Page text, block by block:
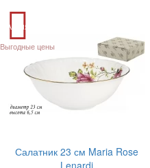
Акция
Выгодные цены
Салатник 23 см Maria Rose
Lenardi